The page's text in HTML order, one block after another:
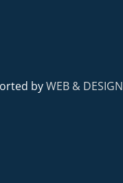
byWEB & DESIGN